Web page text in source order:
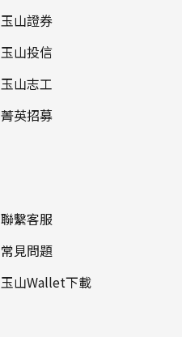
玉山證券
玉山投信
玉山志工
菁英招募
聯繫客服
常見問題
玉山Wallet下載